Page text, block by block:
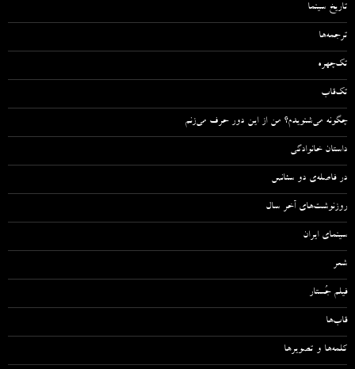
تاریخ سینما
ترجمه‌ها
تک‌چهره
تک‌قاب
چگونه می‌شنویدم؟ من از این دور حرف می‌زنم
داستان خانوادگی
در فاصله‌ی دو سئانس
روزنوشت‌های آخر سال
سینمای ایران
شعر
فیلم جُستار
قاب‌ها
کلمه‌ها و تصویرها